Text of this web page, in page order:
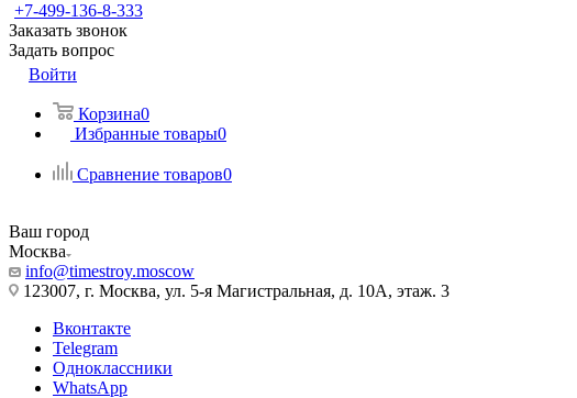
+7-499-136-8-333
Заказать звонок
Задать вопрос
Войти
Корзина0
Избранные товары0
Сравнение товаров0
Ваш город
Москва
info@timestroy.moscow
123007, г. Москва, ул. 5-я Магистральная, д. 10А, этаж. 3
Вконтакте
Telegram
Одноклассники
WhatsApp